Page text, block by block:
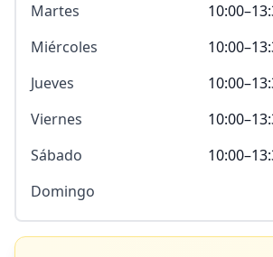
Martes
Miércoles
Jueves
Viernes
Sábado
Domingo